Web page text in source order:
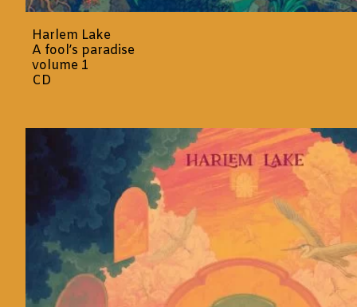
Harlem Lake
A fool’s paradise
volume 1
CD